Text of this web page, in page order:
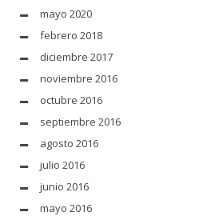
mayo 2020
febrero 2018
diciembre 2017
noviembre 2016
octubre 2016
septiembre 2016
agosto 2016
julio 2016
junio 2016
mayo 2016